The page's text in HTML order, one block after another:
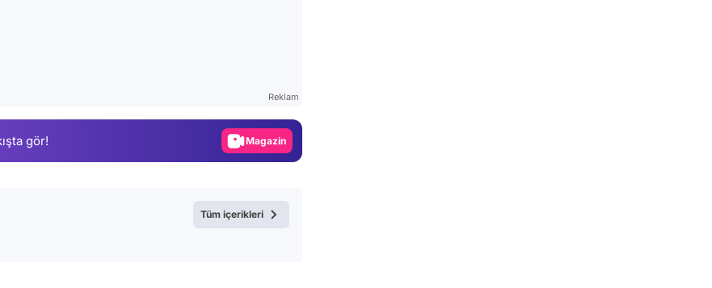
Reklam
gör! Magazin
Tüm içerikleri